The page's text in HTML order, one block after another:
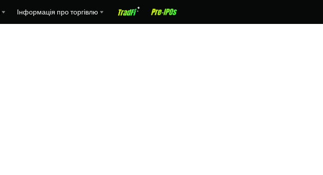
Інформація про торгівлю